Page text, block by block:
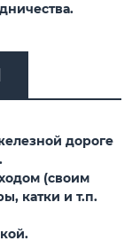
дороге
(своим
катки и т.п.